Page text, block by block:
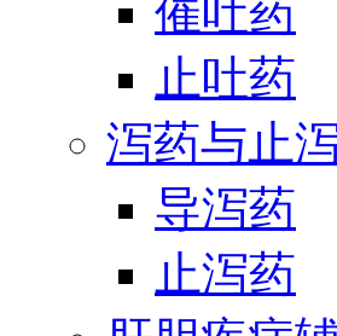
催吐药
止吐药
泻药与止
导泻药
止泻药